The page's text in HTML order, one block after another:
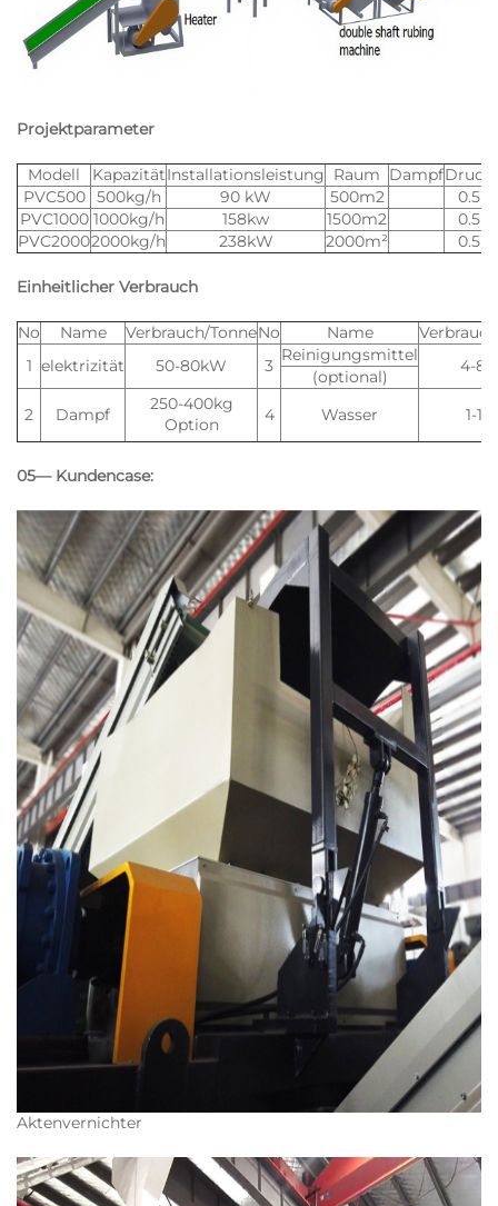
Projektparameter
Modell KapazitätInstallationsleistung Raum Dampf
PVC500 500kg/h 90 kW 500m2
PVC1000 1000kg/h 158kw 1500m2
PVC20002000kg/h 238kW 2000m²
Einheitlicher Verbrauch
No Name Verbrauch/TonneNo Name
1 elektrizität 50-80kW 3
Reinigungsmittel
4-
(optional)
2
Dampf
250-400kg
Option
4 Wasser 1-
05— Kundencase:
Aktenvernichter